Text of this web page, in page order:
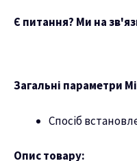
Є питання? Ми на
Загальні параметри
Спосіб
Опис товару: